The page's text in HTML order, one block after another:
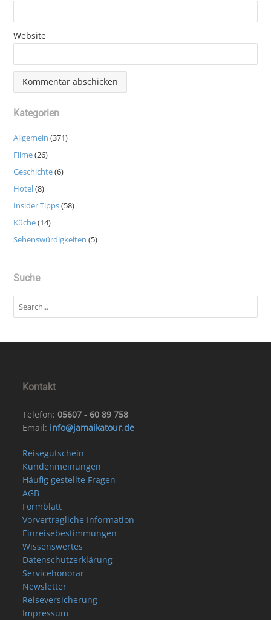
Website
Kategorien
Allgemein (371)
Filme(26)
Geschichte(6)
Hotel(8)
Insider Tipps(58)
Küche(14)
Sehenswürdigkeiten (5)
Suche
Kontakt
Telefon:05607 - 60 89 758
Email: info@jamaikatour.de
Reisegutschein
Kundenmeinungen
Häufig gestellte Fragen
AGB
Formblatt
Vorvertragliche Information
Einreisebestimmungen
Wissenswertes
Datenschutzerklärung
Servicehonorar
Newsletter
Reiseversicherung
Impressum